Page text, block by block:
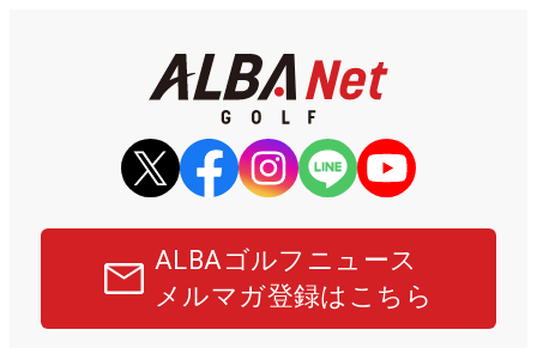
ALBAゴルフニュース
メルマガ登録はこちら